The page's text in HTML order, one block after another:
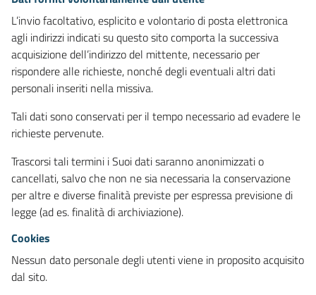
L’invio facoltativo, esplicito e volontario di posta elettronica
agli indirizzi indicati su questo sito comporta la successiva
acquisizione dell’indirizzo del mittente, necessario per
rispondere alle richieste, nonché degli eventuali altri dati
personali inseriti nella missiva.
Tali dati sono conservati per il tempo necessario ad evadere le
richieste pervenute.
Trascorsi tali termini i Suoi dati saranno anonimizzati o
cancellati, salvo che non ne sia necessaria la conservazione
per altre e diverse finalità previste per espressa previsione di
legge (ad es. finalità di archiviazione).
Cookies
Nessun dato personale degli utenti viene in proposito acquisito
dal sito.